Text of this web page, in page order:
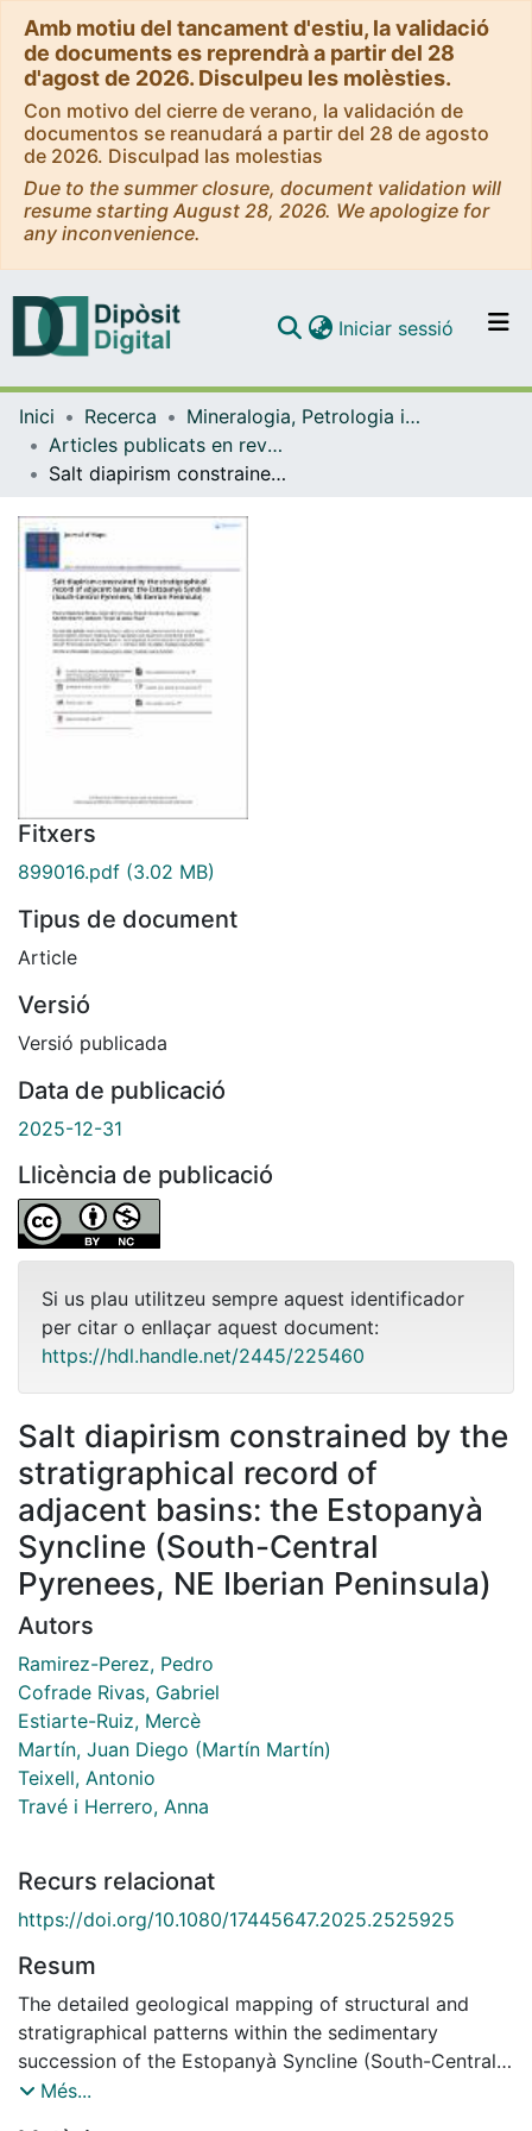
Amb motiu del tancament d'estiu, la validació
de documents es reprendrà a partir del 28
d'agost de 2026. Disculpeu les molèsties.
Con motivo del cierre de verano, la validación de
documentos se reanudará a partir del 28 de agosto
de 2026. Disculpad las molestias
Due to the summer closure, document validation will
resume starting August 28, 2026. We apologize for
any inconvenience.
Navega per tot el DD
Iniciar sessió (current)
Inici Recerca
Mineralogia, Petrologia i Geologia Aplicada
Articles publicats en revistes (Mineralogia, Petrologia i Geologia Aplicada)
Salt diapirism constrained by the stratigraphical record of adjacent basins: the Estopanyà Syncline (South-Central Pyrenees, NE Iberian Peninsula)
Fitxers
899016.pdf (3.02 MB)
Tipus de document
Article
Versió
Versió publicada
Data de publicació
2025-12-31
Llicència de publicació
Si us plau utilitzeu sempre aquest identificador
per citar o enllaçar aquest document:
https://hdl.handle.net/2445/225460
Salt diapirism constrained by the
stratigraphical record of
adjacent basins: the Estopanyà
Syncline (South-Central
Pyrenees, NE Iberian Peninsula)
Autors
Ramirez-Perez, Pedro
Cofrade Rivas, Gabriel
Estiarte-Ruiz, Mercè
Martín, Juan Diego (Martín Martín)
Teixell, Antonio
Travé i Herrero, Anna
Recurs relacionat
https://doi.org/10.1080/17445647.2025.2525925
Resum
The detailed geological mapping of structural and
stratigraphical patterns within the sedimentary
succession of the Estopanyà Syncline (South-Central
Pyrenees) and surrounding structures provides insights
Més...